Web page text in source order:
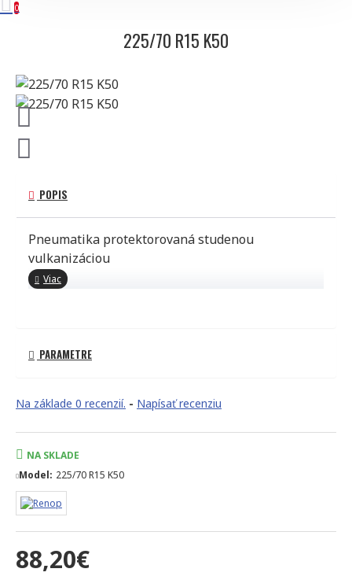
0
225/70 R15 K50
POPIS
Pneumatika protektorovaná studenou
vulkanizáciou
PARAMETRE
Na základe 0 recenzií. - Napísať recenziu
88,20€
NA SKLADE
Model: 225/70 R15 K50